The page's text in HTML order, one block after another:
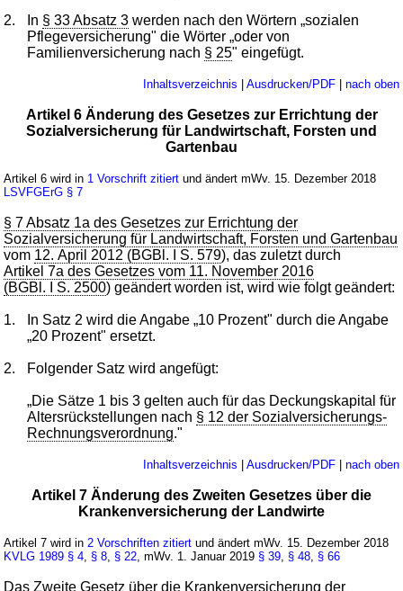
2. In § 33 Absatz 3 werden nach den Wörtern „sozialen
Pflegeversicherung" die Wörter „oder von
Familienversicherung nach § 25" eingefügt.
Inhaltsverzeichnis | Ausdrucken/PDF| nach oben
Artikel 6 Änderung des Gesetzes zur Errichtung der
Sozialversicherung für Landwirtschaft, Forsten und
Gartenbau
Artikel 6 wird in 1 Vorschrift zitiert und ändert mWv. 15. Dezember 2018
LSVFGErG § 7
§ 7 Absatz 1a des Gesetzes zur Errichtung der
Sozialversicherung für Landwirtschaft, Forsten und Gartenbau
vom 12. April 2012 (BGBl. I S. 579), das zuletzt durch
Artikel 7a des Gesetzes vom 11. November 2016
(BGBl. I S. 2500) geändert worden ist, wird wie folgt geändert:
1.
In Satz 2 wird die Angabe „10 Prozent" durch die Angabe
„20 Prozent" ersetzt.
2. Folgender Satz wird angefügt:
„Die Sätze 1 bis 3 gelten auch für das Deckungskapital für
Altersrückstellungen nach § 12 der Sozialversicherungs-
Rechnungsverordnung."
Inhaltsverzeichnis | Ausdrucken/PDF| nach oben
Artikel 7 Änderung des Zweiten Gesetzes über die
Krankenversicherung der Landwirte
Artikel 7 wird in 2 Vorschriften zitiert und ändert mWv. 15. Dezember 2018
KVLG 1989 § 4 § 8 § 22 , mWv. 1. Januar 2019 § 39 § 48 § 66
DasZweite Gesetz über die Krankenversicherung der